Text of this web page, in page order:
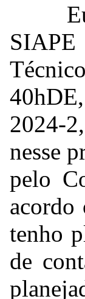
2024-
nesse
pelo
acordo
tenho
de